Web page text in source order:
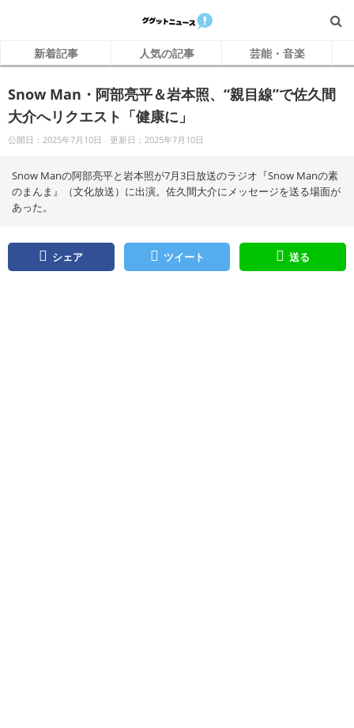
新着記事 人気の記事 芸能・音楽
Snow Man・阿部亮平＆岩本照、“親目線”で佐久間
大介へリクエスト「健康に」
公開日：2025年7月10日 更新日：2025年7月10日
Snow Manの阿部亮平と岩本照が7月3日放送のラジオ『Snow Manの素
のまんま』（文化放送）に出演。佐久間大介にメッセージを送る場面が
あった。
シェア ツイート 送る